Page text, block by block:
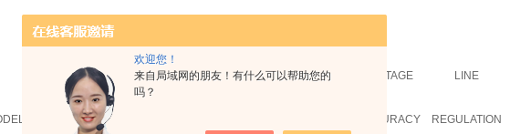
欢迎您！
来自局域网的朋友！有什么可以帮助您的
吗？
OUTPUT MAX.
RIPPLE &
VOLTAGE LINE
ACCURACY REGULATION